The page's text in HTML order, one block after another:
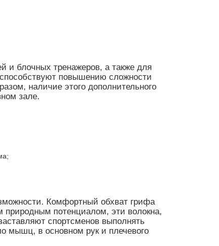
и блочных тренажеров, а также для
повышению сложности
наличие этого дополнительного
зале.
Комфортный обхват грифа
потенциалом, эти волокна,
спортсменов выполнять
мышц, в основном рук и плечевого